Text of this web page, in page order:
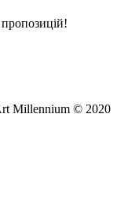
пропозицій!
Millennium © 2020